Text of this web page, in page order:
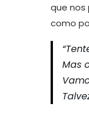
que nos
como
Mas